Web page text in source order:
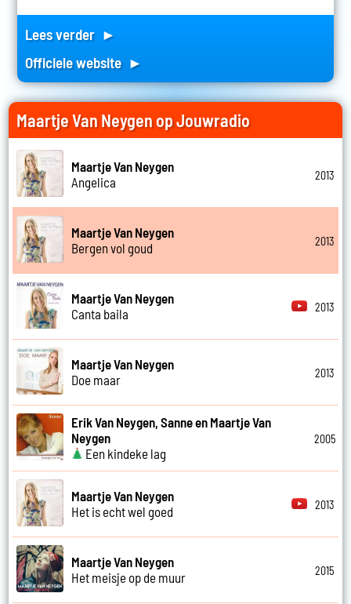
Lees verder ►
Officiele website ►
Maartje Van Neygen op Jouwradio
Maartje Van Neygen
Angelica
2013
Maartje Van Neygen
Bergen vol goud
2013
Maartje Van Neygen
Canta baila
2013
Maartje Van Neygen
Doe maar
2013
Erik Van Neygen, Sanne en Maartje Van
Neygen
Een kindeke lag
2005
Maartje Van Neygen
Het is echt wel goed
2013
Maartje Van Neygen
Het meisje op de muur
2015